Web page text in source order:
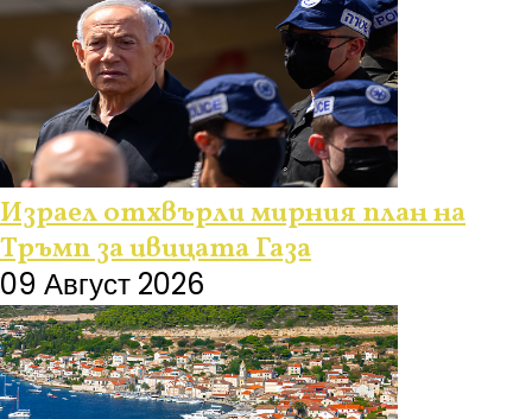
Израел отхвърли мирния план на
Тръмп за ивицата Газа
09 Август 2026